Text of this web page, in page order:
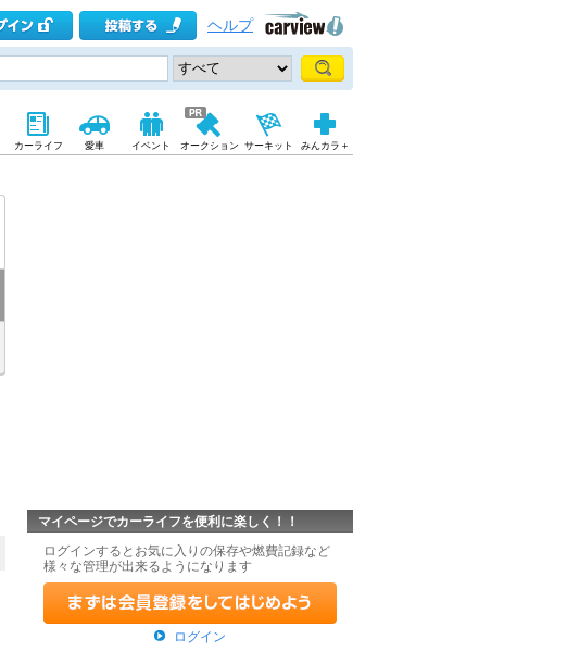
ヘルプ
カーライフ 愛車 イベント オークション サーキット みんカラ＋
マイページでカーライフを便利に楽しく！！
ログインするとお気に入りの保存や燃費記録など
様々な管理が出来るようになります
ログイン